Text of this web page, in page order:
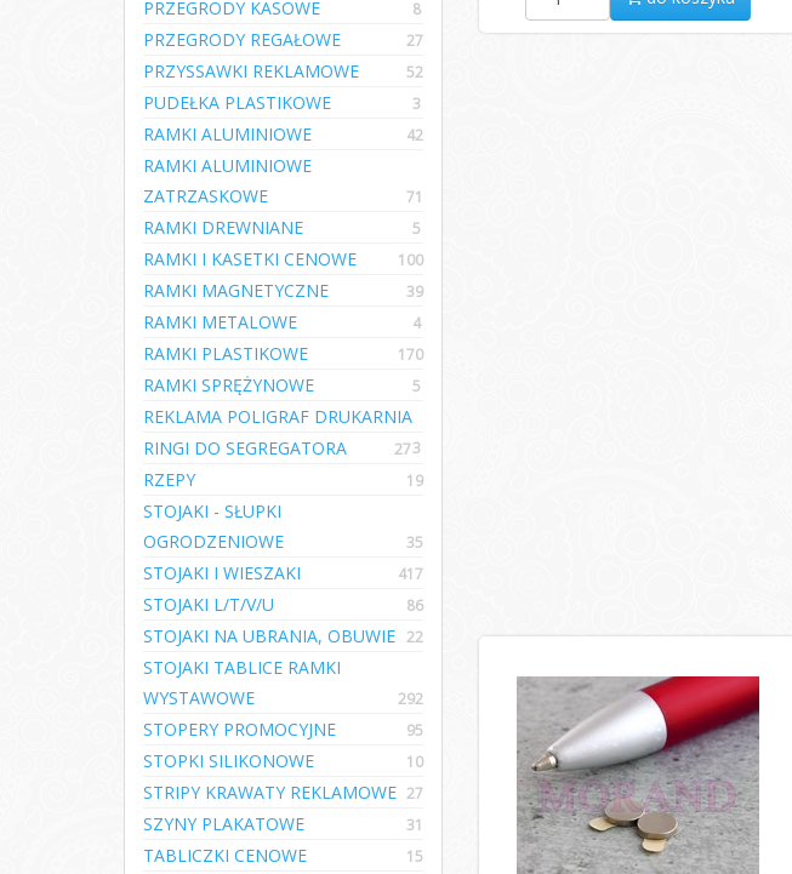
PRZEGRODY KASOWE 8
PRZEGRODY REGAŁOWE 27
PRZYSSAWKI REKLAMOWE 52
PUDEŁKA PLASTIKOWE 3
RAMKI ALUMINIOWE 42
RAMKI ALUMINIOWE
ZATRZASKOWE
71
RAMKI DREWNIANE 5
RAMKI I KASETKI CENOWE 100
RAMKI MAGNETYCZNE 39
RAMKI METALOWE 4
RAMKI PLASTIKOWE 170
RAMKI SPRĘŻYNOWE 5
REKLAMA POLIGRAF DRUKARNIA
3
RINGI DO SEGREGATORA 27
RZEPY 19
STOJAKI - SŁUPKI
OGRODZENIOWE
35
STOJAKI I WIESZAKI 417
STOJAKI L/T/V/U 86
STOJAKI NA UBRANIA, OBUWIE 22
STOJAKI TABLICE RAMKI
WYSTAWOWE
292
STOPERY PROMOCYJNE 95
STOPKI SILIKONOWE 10
STRIPY KRAWATY REKLAMOWE 27
SZYNY PLAKATOWE 31
TABLICZKI CENOWE 15